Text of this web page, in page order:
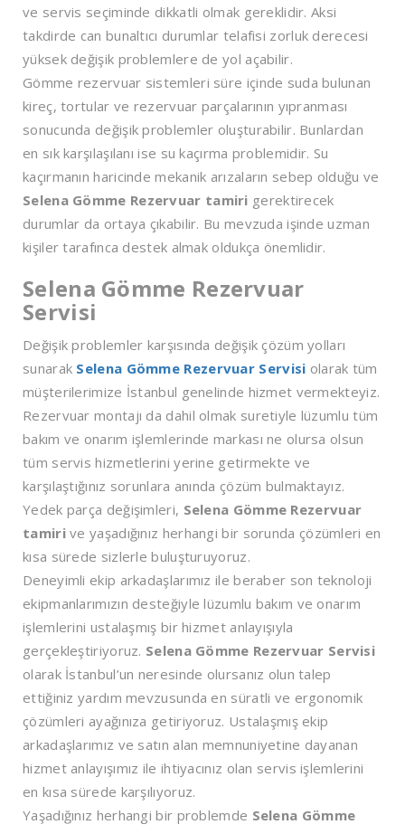
ve servis seçiminde dikkatli olmak gereklidir. Aksi
takdirde can bunaltıcı durumlar telafisi zorluk derecesi
yüksek değişik problemlere de yol açabilir.
Gömme rezervuar sistemleri süre içinde suda bulunan
kireç, tortular ve rezervuar parçalarının yıpranması
sonucunda değişik problemler oluşturabilir. Bunlardan
en sık karşılaşılanı ise su kaçırma problemidir. Su
kaçırmanın haricinde mekanik arızaların sebep olduğu ve
Selena Gömme Rezervuar tamiri gerektirecek
durumlar da ortaya çıkabilir. Bu mevzuda işinde uzman
kişiler tarafınca destek almak oldukça önemlidir.
Selena Gömme Rezervuar
Servisi
Değişik problemler karşısında değişik çözüm yolları
sunarak Selena Gömme Rezervuar Servisi olarak tüm
müşterilerimize İstanbul genelinde hizmet vermekteyiz.
Rezervuar montajı da dahil olmak suretiyle lüzumlu tüm
bakım ve onarım işlemlerinde markası ne olursa olsun
tüm servis hizmetlerini yerine getirmekte ve
karşılaştığınız sorunlara anında çözüm bulmaktayız.
Yedek parça değişimleri, Selena Gömme Rezervuar
tamirive yaşadığınız herhangi bir sorunda çözümleri en
kısa sürede sizlerle buluşturuyoruz.
Deneyimli ekip arkadaşlarımız ile beraber son teknoloji
ekipmanlarımızın desteğiyle lüzumlu bakım ve onarım
işlemlerini ustalaşmış bir hizmet anlayışıyla
gerçekleştiriyoruz. Selena Gömme Rezervuar Servisi
olarak İstanbul’un neresinde olursanız olun talep
ettiğiniz yardım mevzusunda en süratli ve ergonomik
çözümleri ayağınıza getiriyoruz. Ustalaşmış ekip
arkadaşlarımız ve satın alan memnuniyetine dayanan
hizmet anlayışımız ile ihtiyacınız olan servis işlemlerini
en kısa sürede karşılıyoruz.
Yaşadığınız herhangi bir problemde Selena Gömme